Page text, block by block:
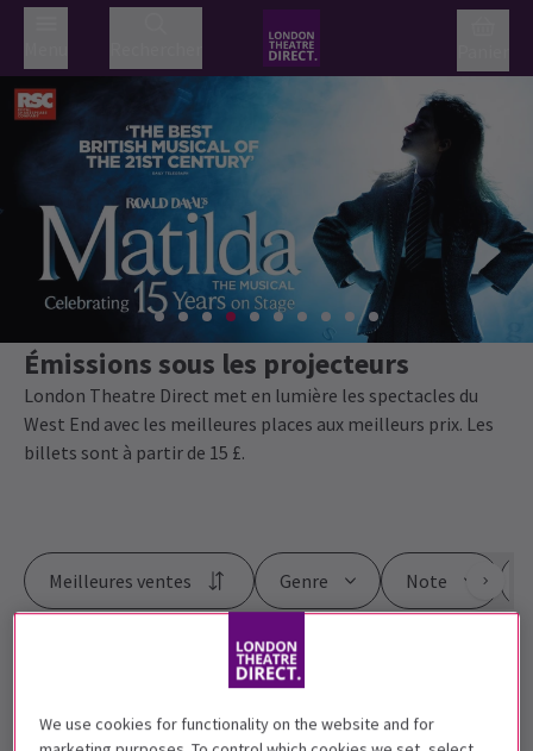
Émissions sous les projecteurs
London Theatre Direct met en lumière les spectacles du
West End avec les meilleures places aux meilleurs prix. Les
billets sont à partir de 15 £.
Genre Note
Meilleures ventes
Harry Potter and the Cursed
Child
4.7 (2 492)
We use cookies for functionality on the website and for